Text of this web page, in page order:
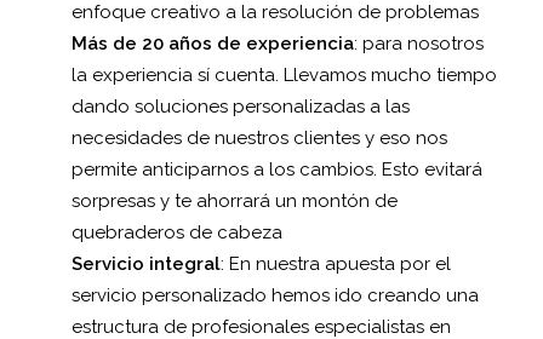
enfoque creativo a la resolución de problemas
Más de 20 años de experiencia: para nosotros
la experiencia sí cuenta. Llevamos mucho tiempo
dando soluciones personalizadas a las
necesidades de nuestros clientes y eso nos
permite anticiparnos a los cambios. Esto evitará
sorpresas y te ahorrará un montón de
quebraderos de cabeza
Servicio integral: En nuestra apuesta por el
servicio personalizado hemos ido creando una
estructura de profesionales especialistas en